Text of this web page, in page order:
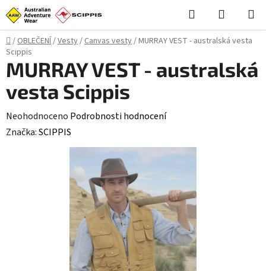
Přejít
na
obsah
Hledat
KOŠÍK
Domů
/OBLEČENÍ/Vesty/Canvas vesty/MURRAY VEST - australská vesta
Scippis
MURRAY VEST - australská
vesta Scippis
Průměrné
hodnocení
Neohodnoceno Podrobnosti hodnocení
Značka:SCIPPIS